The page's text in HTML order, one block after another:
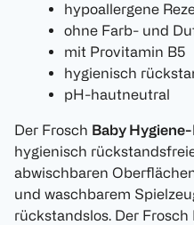
hypoallergene
ohne Farb- und
mit Provitamin B5
hygienisch
pH-hautneutral
Der Frosch Baby
hygienisch
abwischbaren
und waschbarem
rückstandslos. Der